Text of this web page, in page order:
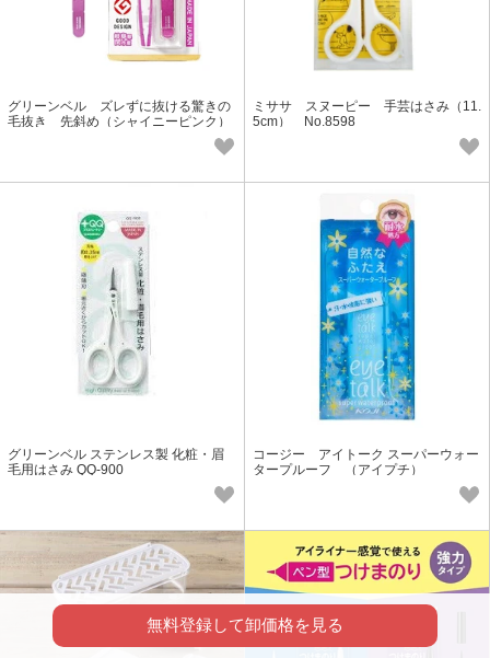
グリーンベル ズレずに抜ける驚きの
毛抜き 先斜め（シャイニーピンク）
ミササ スヌーピー 手芸はさみ（11.
5cm） No.8598
グリーンベル ステンレス製 化粧・眉
毛用はさみ QQ-900
コージー アイトーク スーパーウォー
タープルーフ （アイプチ）
無料登録して卸価格を見る